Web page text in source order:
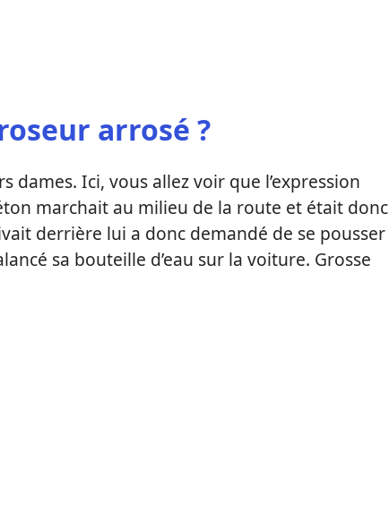
arrosé ?
dames. Ici, vous allez voir que l’expression
marchait au milieu de la route et était donc
derrière lui a donc demandé de se pousser
sa bouteille d’eau sur la voiture. Grosse